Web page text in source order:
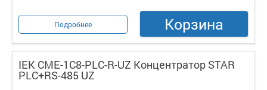
Подробнее Корзина
IEK CME-1C8-PLC-R-UZ Концентратор STAR
PLC+RS-485 UZ